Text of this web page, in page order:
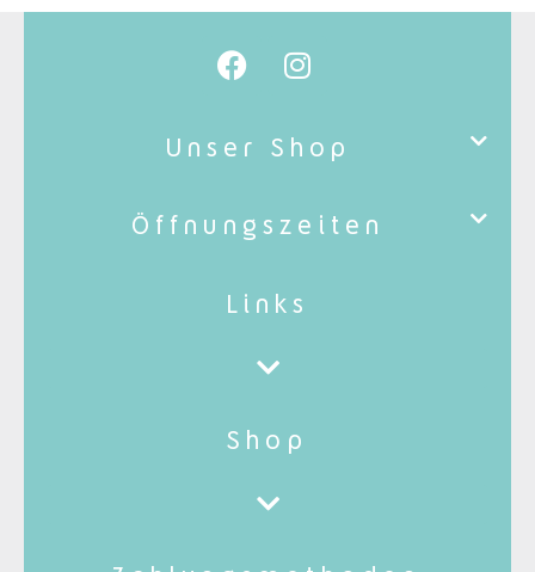
Unser Shop
Öffnungszeiten
Links
Shop